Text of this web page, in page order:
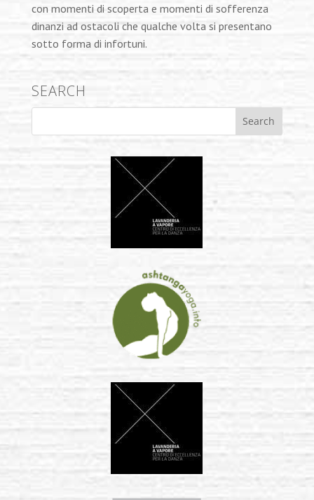
con momenti di scoperta e momenti di sofferenza
dinanzi ad ostacoli che qualche volta si presentano
sotto forma di infortuni.
SEARCH